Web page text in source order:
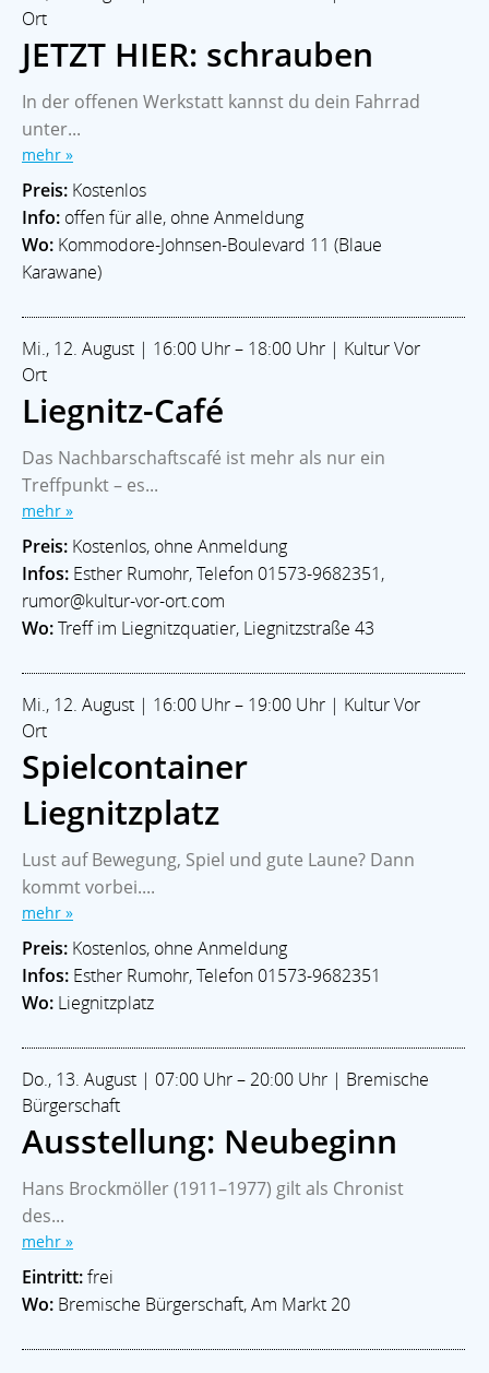
Ort
JETZT HIER: schrauben
In der offenen Werkstatt kannst du dein Fahrrad
unter...
mehr »
Preis: Kostenlos
Info: offen für alle, ohne Anmeldung
Wo: Kommodore-Johnsen-Boulevard 11 (Blaue
Karawane)
Mi., 12. August | 16:00 Uhr – 18:00 Uhr | Kultur Vor
Ort
Liegnitz-Café
Das Nachbarschaftscafé ist mehr als nur ein
Treffpunkt – es...
mehr »
Preis: Kostenlos, ohne Anmeldung
Infos: Esther Rumohr, Telefon 01573-9682351,
rumor@kultur-vor-ort.com
Wo:Treff im Liegnitzquatier, Liegnitzstraße 43
Mi., 12. August | 16:00 Uhr – 19:00 Uhr | Kultur Vor
Ort
Spielcontainer
Liegnitzplatz
Lust auf Bewegung, Spiel und gute Laune? Dann
kommt vorbei....
mehr »
Preis: Kostenlos, ohne Anmeldung
Infos: Esther Rumohr, Telefon 01573-9682351
Wo: Liegnitzplatz
Do., 13. August | 07:00 Uhr – 20:00 Uhr | Bremische
Bürgerschaft
Ausstellung: Neubeginn
Hans Brockmöller (1911–1977) gilt als Chronist
des...
mehr »
Eintritt:frei
Wo: Bremische Bürgerschaft, Am Markt 20